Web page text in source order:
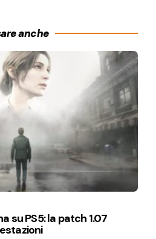
anche
su PS5: la patch 1.07